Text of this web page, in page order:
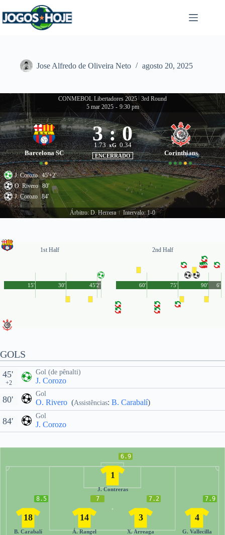
para
o
Jose Alfredo de Oliveira Neto agosto 20, 2025
CONMEBOL Libertadores 2025 3rd Round
5 mar 2025 - 9:30 pm
Barcelona SC
3 : 0
1.73 xG 0.34
ENCERRADO Corinthians
J. Corozo 45'+2'
O. Rivero 80'
J. Corozo 84'
Árbitro: D. Herrera Intervalo: 1-0
1st Half
45'
15' 30' 2'
2nd Half
90'
60' 75' 6'
GOLS
Gol (de pênalti)
J. Corozo
45'
+2
Gol
O. Rivero (Assistências: B. Carabalí)
80'
Gol
J. Corozo
84'
6.9
1
J. Contreras
7.9
4
G. Vallecilla
7.2
3
X. Arreaga
7
14
Á. Rangel
8.5
18
B. Carabalí